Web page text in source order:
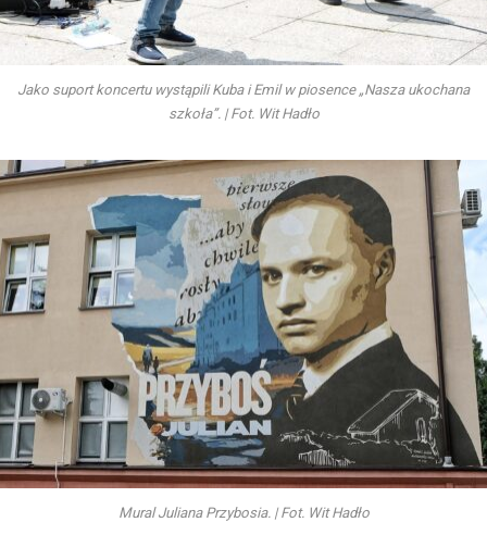
Jako suport koncertu wystąpili Kuba i Emil w piosence „Nasza ukochana
szkoła”. | Fot. Wit Hadło
Mural Juliana Przybosia. | Fot. Wit Hadło